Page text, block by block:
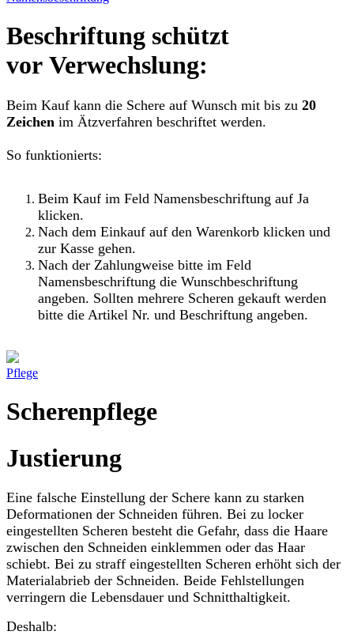
Beschriftung schützt
vor Verwechslung:
Beim Kauf kann die Schere auf Wunsch mit bis zu 20
Zeichen im Ätzverfahren beschriftet werden.
So funktionierts:
Beim Kauf im Feld Namensbeschriftung auf Ja
klicken.
Nach dem Einkauf auf den Warenkorb klicken und
zur Kasse gehen.
Nach der Zahlungweise bitte im Feld
Namensbeschriftung die Wunschbeschriftung
angeben. Sollten mehrere Scheren gekauft werden
bitte die Artikel Nr. und Beschriftung angeben.
Pflege
Scherenpflege
Justierung
Eine falsche Einstellung der Schere kann zu starken
Deformationen der Schneiden führen. Bei zu locker
eingestellten Scheren besteht die Gefahr, dass die Haare
zwischen den Schneiden einklemmen oder das Haar
schiebt. Bei zu straff eingestellten Scheren erhöht sich der
Materialabrieb der Schneiden. Beide Fehlstellungen
verringern die Lebensdauer und Schnitthaltigkeit.
Deshalb: